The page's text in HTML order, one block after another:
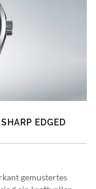
EDGED
gemustertes